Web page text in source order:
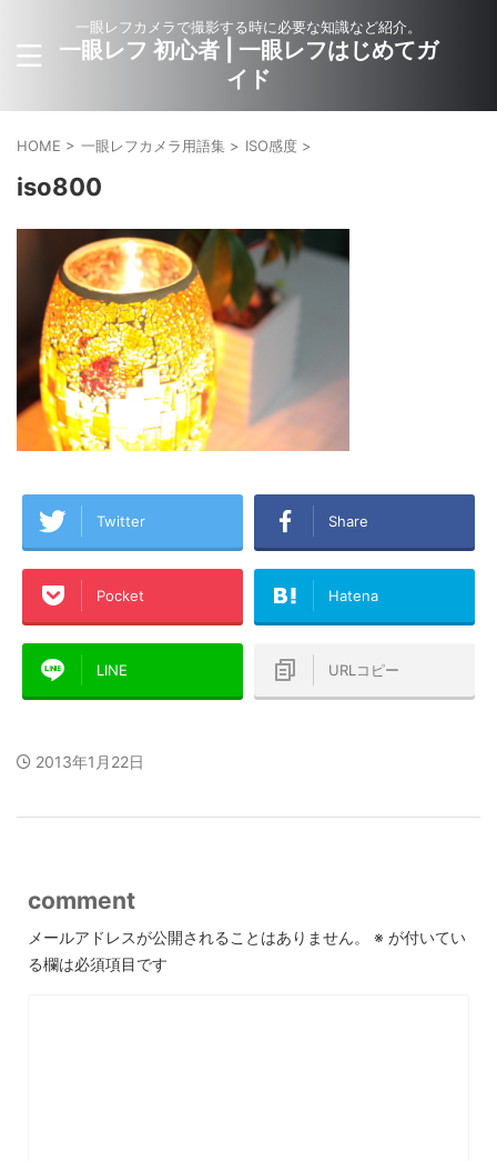
一眼レフカメラで撮影する時に必要な知識など紹介。
一眼レフ 初心者 | 一眼レフはじめてガ
イド
HOME > 一眼レフカメラ用語集 > ISO感度 >
iso800
Twitter Share
Pocket Hatena
LINE URLコピー
2013年1月22日
comment
メールアドレスが公開されることはありません。 ※ が付いてい
る欄は必須項目です